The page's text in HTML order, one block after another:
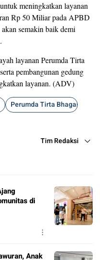
meningkatkan layanan
Rp 50 Miliar pada APBD
semakin baik demi
layanan Perumda Tirta
pembangunan gedung
layanan. (ADV)
Perumda Tirta Bhagasasi
Tim Redaksi
di
Anak